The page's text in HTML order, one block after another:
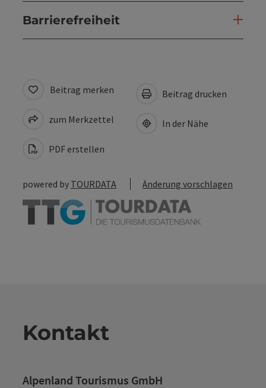
Barrierefreiheit
Beitrag merken
zum Merkzettel
PDF erstellen
Beitrag drucken
In der Nähe
powered by TOURDATA Änderung vorschlagen
Kontakt
Alpenland Tourismus GmbH